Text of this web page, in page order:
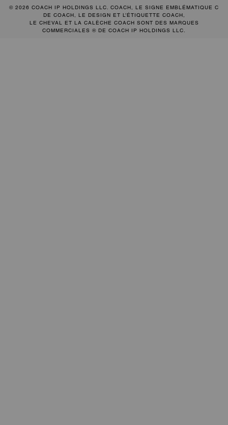
© 2026 COACH IP HOLDINGS LLC. COACH, LE SIGNE EMBLÉMATIQUE C
DE COACH, LE DESIGN ET L’ÉTIQUETTE COACH,
LE CHEVAL ET LA CALÈCHE COACH SONT DES MARQUES
COMMERCIALES ® DE COACH IP HOLDINGS LLC.